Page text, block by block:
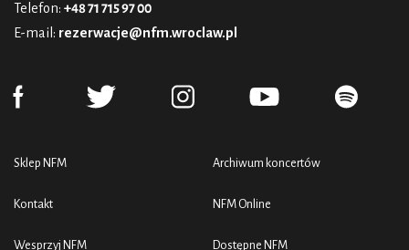
Telefon: +48 71 715 97 00
E-mail: rezerwacje@nfm.wroclaw.pl
Sklep NFM
Kontakt
Wesprzyj NFM
Archiwum koncertów
NFM Online
Dostępne NFM